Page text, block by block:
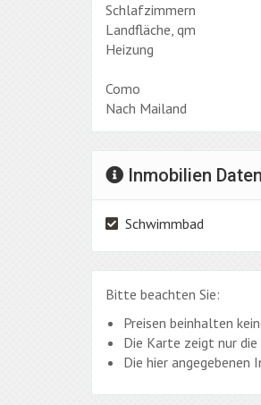
Schlafzimmern
Landfläche, qm
Heizung
Como
Nach Mailand
Inmobilien Daten
Schwimmbad
Bitte beachten Sie:
Preisen beinhalten
Die Karte zeigt nur
Die hier